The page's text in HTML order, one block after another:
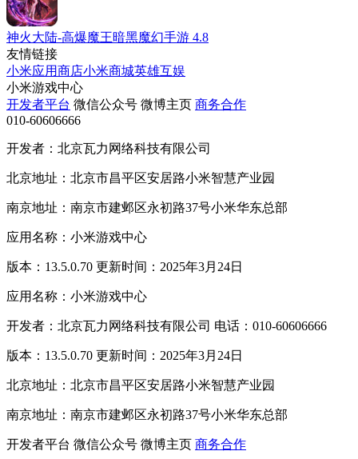
神火大陆-高爆魔王暗黑魔幻手游 4.8
友情链接
小米应用商店小米商城英雄互娱
小米游戏中心
开发者平台 微信公众号 微博主页 商务合作
010-60606666
开发者：北京瓦力网络科技有限公司
北京地址：北京市昌平区安居路小米智慧产业园
南京地址：南京市建邺区永初路37号小米华东总部
应用名称：小米游戏中心
版本：13.5.0.70 更新时间：2025年3月24日
应用名称：小米游戏中心
开发者：北京瓦力网络科技有限公司 电话：010-60606666
版本：13.5.0.70 更新时间：2025年3月24日
北京地址：北京市昌平区安居路小米智慧产业园
南京地址：南京市建邺区永初路37号小米华东总部
开发者平台 微信公众号 微博主页 商务合作